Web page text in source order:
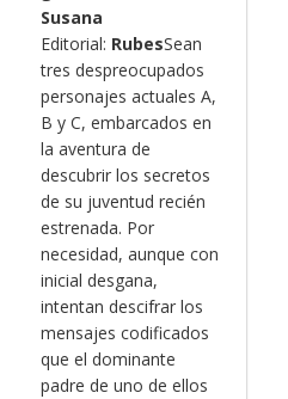
Susana
Editorial: RubesSean
tres despreocupados
personajes actuales A,
B y C, embarcados en
la aventura de
descubrir los secretos
de su juventud recién
estrenada. Por
necesidad, aunque con
inicial desgana,
intentan descifrar los
mensajes codificados
que el dominante
padre de uno de ellos